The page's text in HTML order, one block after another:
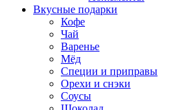
Вкусные подарки
Кофе
Чай
Варенье
Мёд
Специи и приправы
Орехи и снэки
Соусы